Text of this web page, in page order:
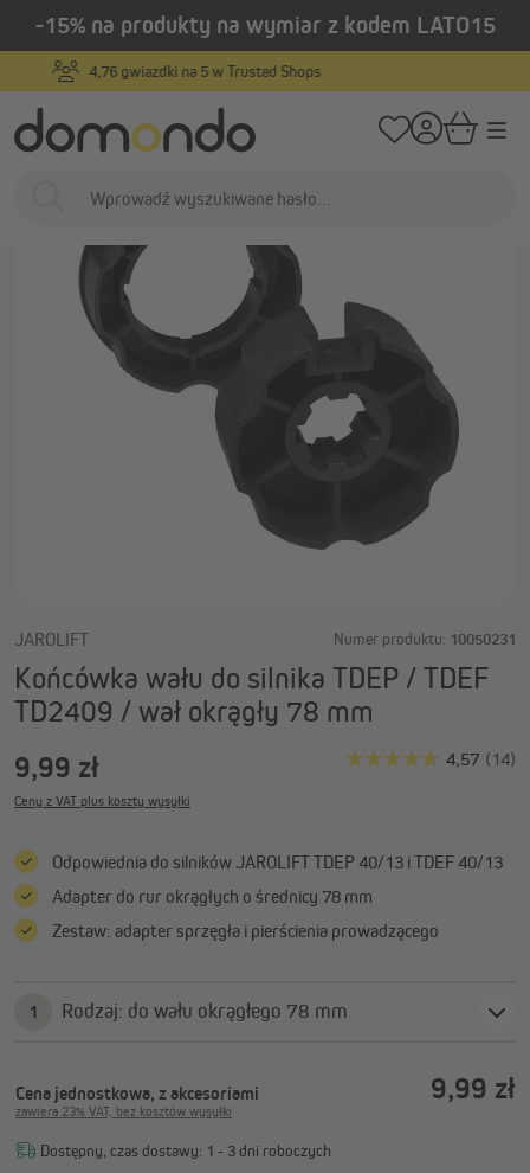
zawartości
-15% na produkty na wymiar z kodem LATO15
Produkty na wymiar
Strona główna Inteligentny dom i napędy / Silniki do rolet zewnętrznych
JAROLIFT Numer produktu: 10050231
Końcówka wału do silnika TDEP / TDEF
TD2409 / wał okrągły 78 mm
9,99 zł
Ceny z VAT plus koszty wysyłki
Odpowiednia do silników JAROLIFT TDEP 40/13 i TDEF 40/13
Adapter do rur okrągłych o średnicy 78 mm
Zestaw: adapter sprzęgła i pierścienia prowadzącego
1 Rodzaj: do wału okrągłego 78 mm
Cena jednostkowa, z akcesoriami 9,99 zł
zawiera 23% VAT, bez kosztów wysyłki
Dostępny, czas dostawy: 1 - 3 dni roboczych